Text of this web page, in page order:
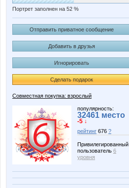
Портрет заполнен на 52 %
Отправить приватное сообщение
Добавить в друзья
Игнорировать
Сделать подарок
Совместная покупка: взрослый
популярность:
32461 место
-5 ↓
рейтинг 676 ?
Привилегированный
пользователь 6
уровня